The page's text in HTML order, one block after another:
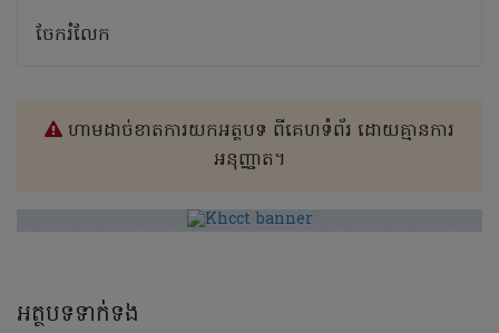
ចែករំលែក
ហាមដាច់ខាតការយកអត្ថបទ ពីគេហទំព័រ ដោយគ្មានការ
អនុញ្ញាត។
អត្ថបទទាក់ទង